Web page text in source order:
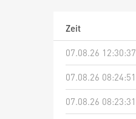
Zeit
07.08.26 12:30:37
07.08.26 08:24:51
07.08.26 08:23:31